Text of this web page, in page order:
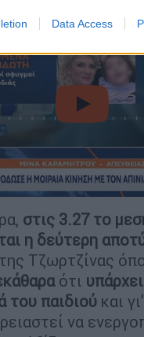
Data Access
video
στις 3.27 το
η δεύτερη
Τζωρτζίνας
ότι
του παιδιού και
να